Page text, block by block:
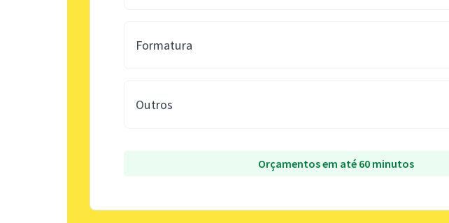
Formatura
Outros
Orçamentos em até 60 minutos